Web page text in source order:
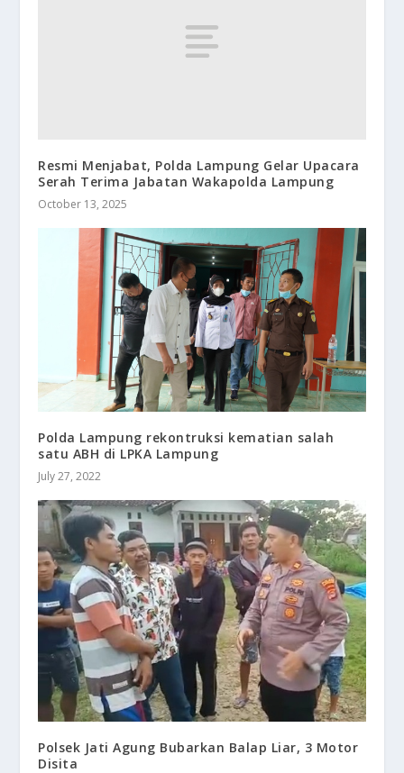
Resmi Menjabat, Polda Lampung Gelar Upacara
Serah Terima Jabatan Wakapolda Lampung
October 13, 2025
Polda Lampung rekontruksi kematian salah
satu ABH di LPKA Lampung
July 27, 2022
Polsek Jati Agung Bubarkan Balap Liar, 3 Motor
Disita